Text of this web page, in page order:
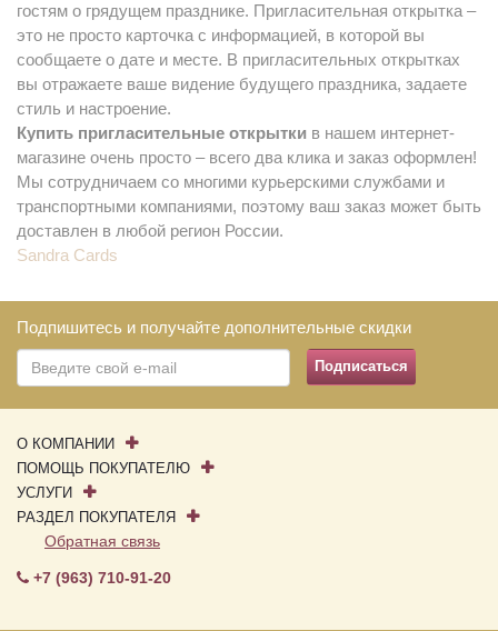
гостям о грядущем празднике. Пригласительная открытка –
это не просто карточка с информацией, в которой вы
сообщаете о дате и месте. В пригласительных открытках
вы отражаете ваше видение будущего праздника, задаете
стиль и настроение.
Купить пригласительные открытки в нашем интернет-
магазине очень просто – всего два клика и заказ оформлен!
Мы сотрудничаем со многими курьерскими службами и
транспортными компаниями, поэтому ваш заказ может быть
доставлен в любой регион России.
Sandra Cards
Подпишитесь и получайте дополнительные скидки
О КОМПАНИИ
ПОМОЩЬ ПОКУПАТЕЛЮ
УСЛУГИ
РАЗДЕЛ ПОКУПАТЕЛЯ
Обратная связь
+7 (963) 710-91-20